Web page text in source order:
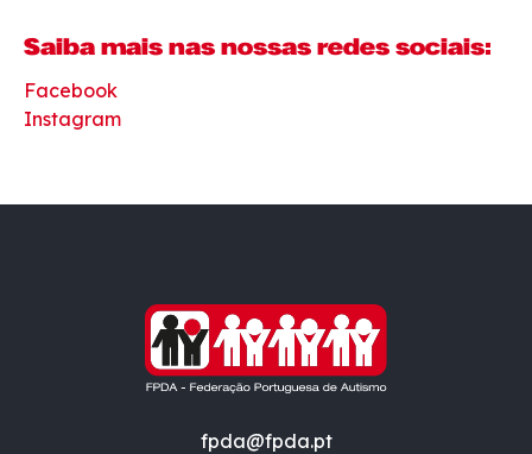
Saiba mais nas nossas redes sociais:
Facebook
Instagram
fpda@fpda.pt